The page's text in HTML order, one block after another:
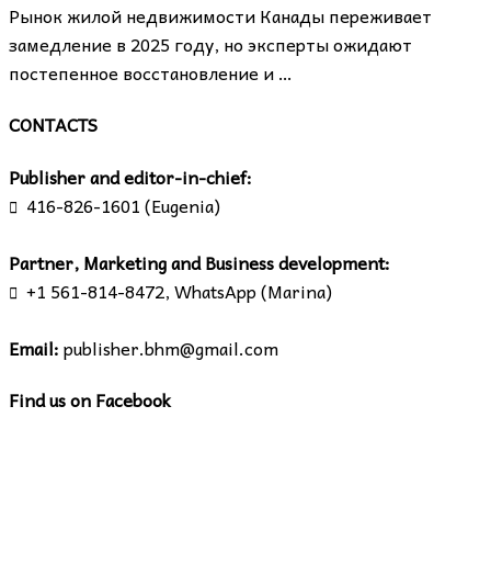
Рынок жилой недвижимости Канады переживает
замедление в 2025 году, но эксперты ожидают
постепенное восстановление и …
CONTACTS
Publisher and editor-in-chief:
 416-826-1601 (Eugenia)
Partner, Marketing and Business development:
 +1 561-814-8472, WhatsApp (Marina)
Email:publisher.bhm@gmail.com
Find us on Facebook